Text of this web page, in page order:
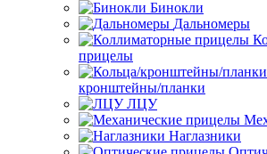
Бинокли
Дальномеры
прицелы
кронштейны/планки
ЛЦУ
Наглазники